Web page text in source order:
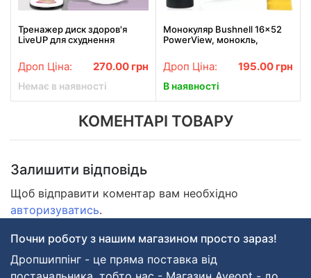
Тренажер диск здоров'я
LiveUP для схуднення
ступнів Рожевий
Дроп Ціна: 270.00 грн
Немає в наявності
Монокуляр Bushnell 16x52
PowerView, монокль,
чохлом
Дроп Ціна: 195.00 грн
В наявності
КОМЕНТАРІ ТОВАРУ
Залишити відповідь
Щоб відправити коментар вам необхідно
авторизуватись.
Почни роботу з нашим магазином просто зараз!
Дропшиппінг - це пряма поставка від